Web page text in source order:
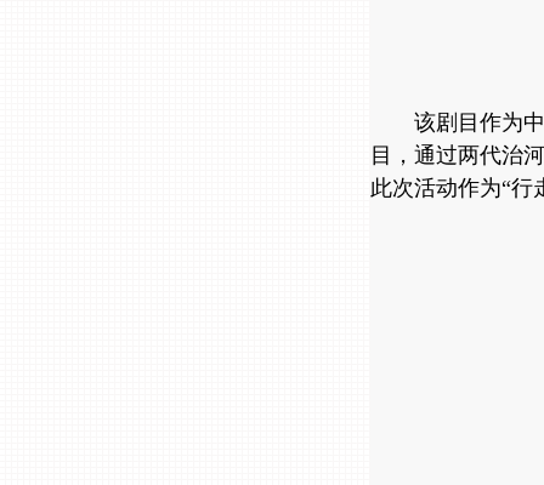
该剧目作为
目，通过两代治
此次活动作为“行